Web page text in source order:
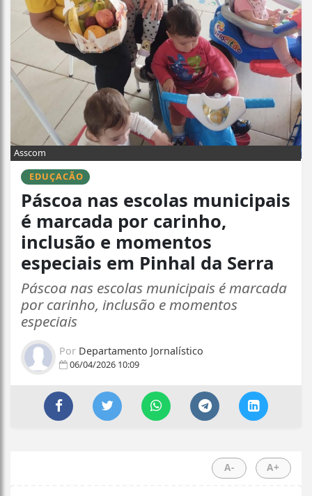
Asscom
EDUÇACÃO
Páscoa nas escolas municipais
é marcada por carinho,
inclusão e momentos
especiais em Pinhal da Serra
Páscoa nas escolas municipais é marcada
por carinho, inclusão e momentos
especiais
Por Departamento Jornalístico
06/04/2026 10:09
A- A+